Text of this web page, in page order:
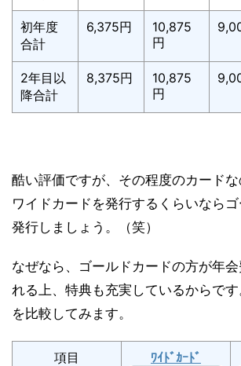
初年度
合計
6,375円
10,875
円
2年目以
降合計
8,375円
10,875
円
酷い評価ですが、その程度のカード
ワイドカードを発行するくらいなら
発行しましょう。（笑）
なぜなら、ゴールドカードの方が年
れる上、特典も充実しているからで
を比較してみます。
項目 ﾜｲﾄﾞｶｰﾄﾞ